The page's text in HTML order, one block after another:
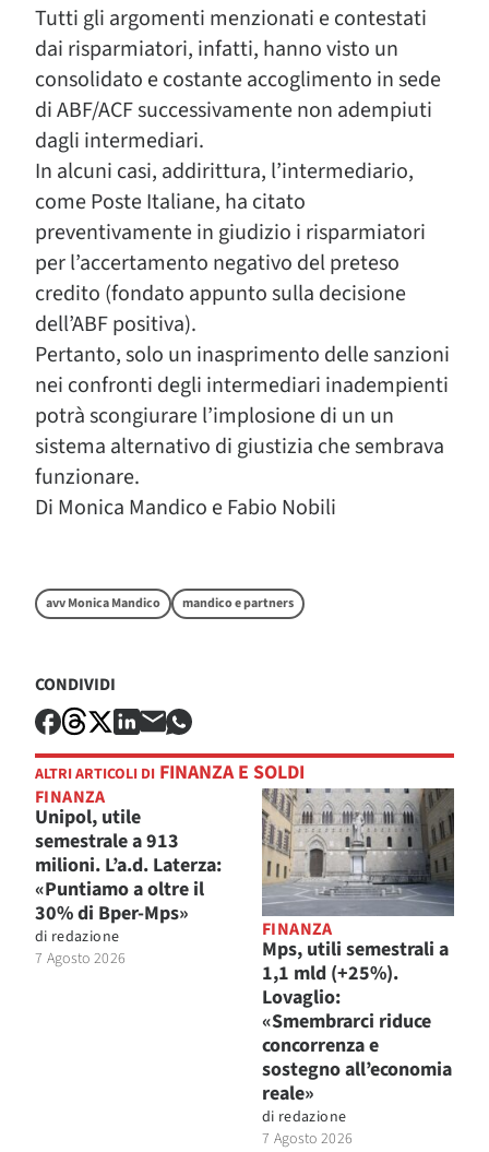
Tutti gli argomenti menzionati e contestati
dai risparmiatori, infatti, hanno visto un
consolidato e costante accoglimento in sede
di ABF/ACF successivamente non adempiuti
dagli intermediari.
In alcuni casi, addirittura, l’intermediario,
come Poste Italiane, ha citato
preventivamente in giudizio i risparmiatori
per l’accertamento negativo del preteso
credito (fondato appunto sulla decisione
dell’ABF positiva).
Pertanto, solo un inasprimento delle sanzioni
nei confronti degli intermediari inadempienti
potrà scongiurare l’implosione di un un
sistema alternativo di giustizia che sembrava
funzionare.
Di Monica Mandico e Fabio Nobili
avv Monica Mandico mandico e partners
CONDIVIDI
ALTRI ARTICOLI DI FINANZA E SOLDI
FINANZA
Unipol, utile
semestrale a 913
milioni. L’a.d. Laterza:
«Puntiamo a oltre il
30% di Bper-Mps»
di redazione
7 Agosto 2026
FINANZA
Mps, utili semestrali a
1,1 mld (+25%).
Lovaglio:
«Smembrarci riduce
concorrenza e
sostegno all’economia
reale»
di redazione
7 Agosto 2026